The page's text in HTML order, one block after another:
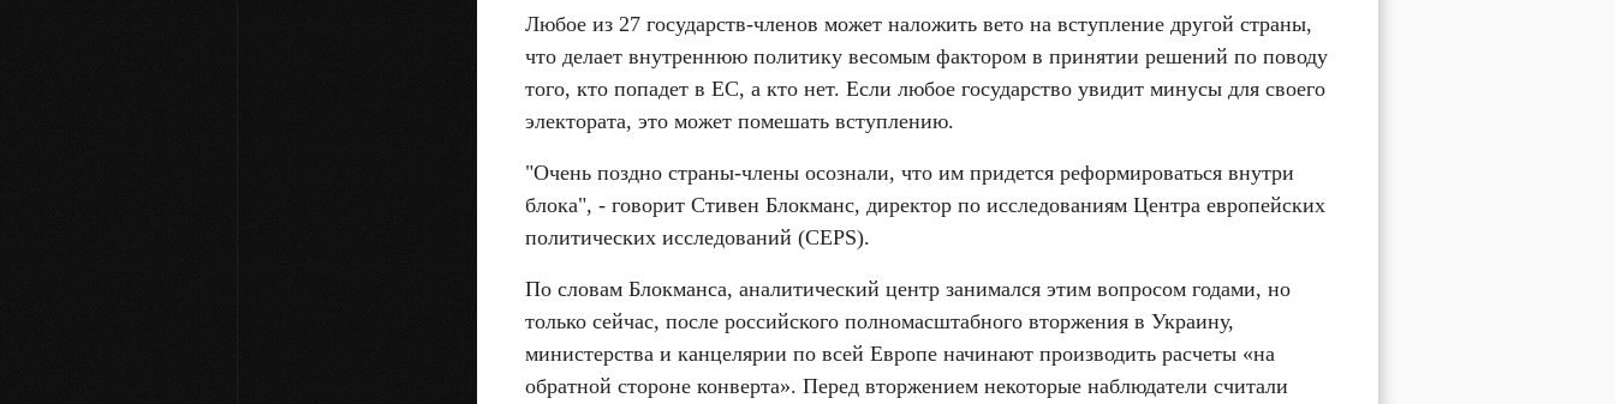
Любое из 27 государств-членов может наложить вето на вступление другой страны,
что делает внутреннюю политику весомым фактором в принятии решений по поводу
того, кто попадет в ЕС, а кто нет. Если любое государство увидит минусы для своего
электората, это может помешать вступлению.
"Очень поздно страны-члены осознали, что им придется реформироваться внутри
блока", - говорит Стивен Блокманс, директор по исследованиям Центра европейских
политических исследований (CEPS).
По словам Блокманса, аналитический центр занимался этим вопросом годами, но
только сейчас, после российского полномасштабного вторжения в Украину,
министерства и канцелярии по всей Европе начинают производить расчеты «на
обратной стороне конверта». Перед вторжением некоторые наблюдатели считали